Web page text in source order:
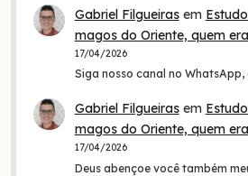
Gabriel Filgueirasem
magos do Oriente, quem
17/04/2026
Siga nosso canal no WhatsApp,
Gabriel Filgueirasem
magos do Oriente, quem
17/04/2026
Deus abençoe você também